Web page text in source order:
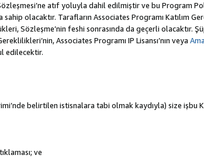
atıf yoluyla dahil edilmiştir ve bu Program
olacaktır. Tarafların Associates Programı Katılım
Sözleşme’nin feshi sonrasında da geçerli olacaktır.
Associates Programı IP Lisansı’nın veya
edilecektir.
belirtilen istisnalara tabi olmak kaydıyla) size işbu
ve